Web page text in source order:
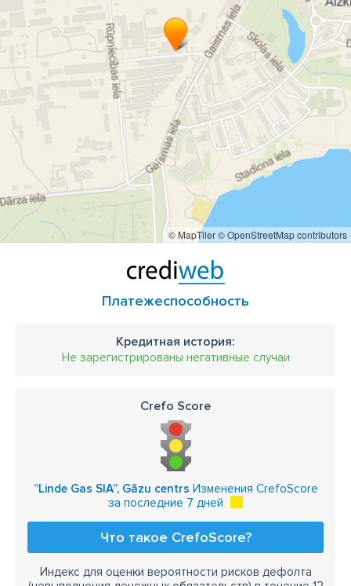
© MapTiler© OpenStreetMap contributors
Платежеспособность
Кредитная история:
Не зарегистрированы негативные случаи
Crefo Score
”Linde Gas SIA”, Gāzu centrs Изменения CrefoScore
за последние 7 дней
Что такое CrefoScore?
Индекс для оценки вероятности рисков дефолта